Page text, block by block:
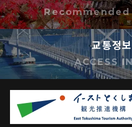
교통정보
ACCESS